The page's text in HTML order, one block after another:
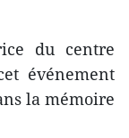
du centre
événement
la mémoire